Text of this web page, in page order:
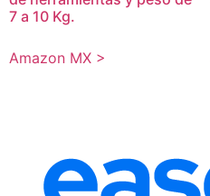
7 a 10 Kg.
Amazon MX >